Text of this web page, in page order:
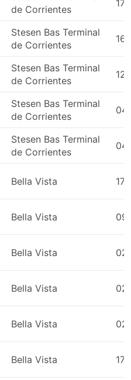
de Corrientes
Stesen Bas Terminal
de Corrientes
Stesen Bas Terminal
de Corrientes
Stesen Bas Terminal
de Corrientes
Stesen Bas Terminal
de Corrientes
Bella Vista
Bella Vista
Bella Vista
Bella Vista
Bella Vista
Bella Vista